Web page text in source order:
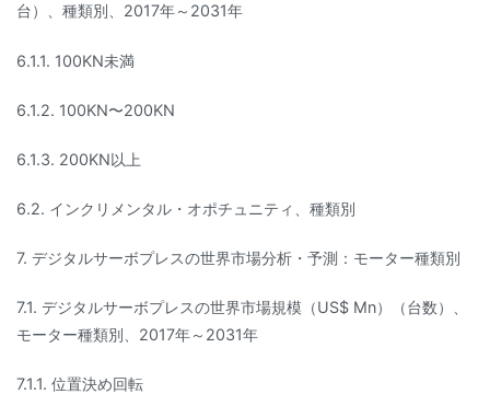
台）、種類別、2017年～2031年
6.1.1. 100KN未満
6.1.2. 100KN〜200KN
6.1.3. 200KN以上
6.2. インクリメンタル・オポチュニティ、種類別
7. デジタルサーボプレスの世界市場分析・予測：モーター種類別
7.1. デジタルサーボプレスの世界市場規模（US$ Mn）（台数）、
モーター種類別、2017年～2031年
7.1.1. 位置決め回転